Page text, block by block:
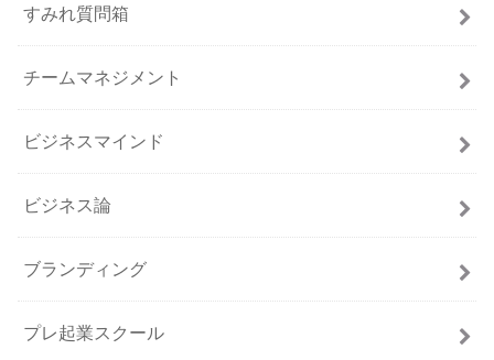
すみれ質問箱
チームマネジメント
ビジネスマインド
ビジネス論
ブランディング
プレ起業スクール